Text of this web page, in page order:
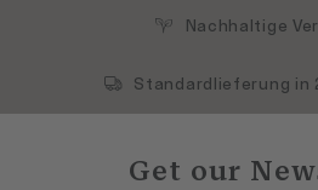
Nachhaltige
Standardlieferung in
Get our